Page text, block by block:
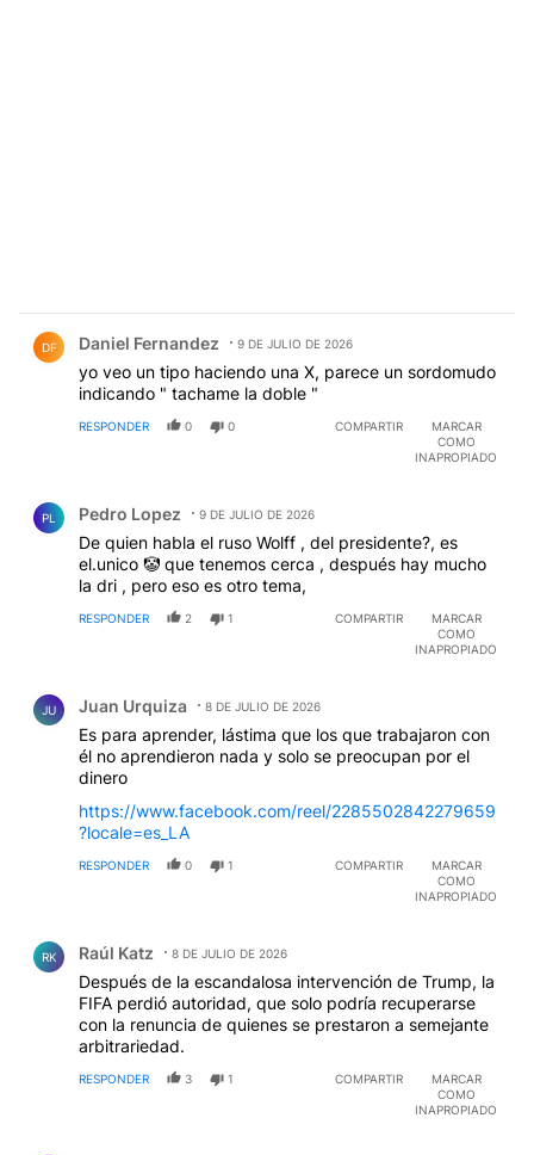
DF Daniel Fernandez 9 DE JULIO DE 2026
yo veo un tipo haciendo una X, parece un sordomudo
indicando " tachame la doble "
RESPONDER 0 0 COMPARTIR
MARCAR
COMO
INAPROPIADO
PL Pedro Lopez 9 DE JULIO DE 2026
De quien habla el ruso Wolff , del presidente?, es
el.unico 🤡 que tenemos cerca , después hay mucho
la dri , pero eso es otro tema,
RESPONDER 2 1 COMPARTIR
MARCAR
COMO
INAPROPIADO
JU Juan Urquiza 8 DE JULIO DE 2026
Es para aprender, lástima que los que trabajaron con
él no aprendieron nada y solo se preocupan por el
dinero
https://www.facebook.com/reel/2285502842279659
?locale=es_LA
RESPONDER 0 1 COMPARTIR
MARCAR
COMO
INAPROPIADO
RK Raúl Katz 8 DE JULIO DE 2026
Después de la escandalosa intervención de Trump, la
FIFA perdió autoridad, que solo podría recuperarse
con la renuncia de quienes se prestaron a semejante
arbitrariedad.
RESPONDER 3 1 COMPARTIR
MARCAR
COMO
INAPROPIADO